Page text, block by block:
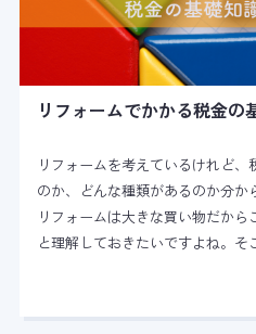
リフォームでかかる税金の
リフォームを考えているけれど
のか、どんな種類があるのか分か
リフォームは大きな買い物だか
と理解しておきたいですよね。